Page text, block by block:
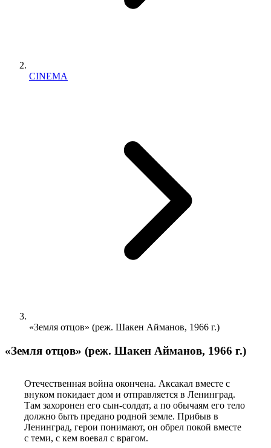
CINEMA
«Земля отцов» (реж. Шакен Айманов, 1966 г.)
«Земля отцов» (реж. Шакен Айманов, 1966 г.)
Отечественная война окончена. Аксакал вместе с
внуком покидает дом и отправляется в Ленинград.
Там захоронен его сын-солдат, а по обычаям его тело
должно быть предано родной земле. Прибыв в
Ленинград, герои понимают, он обрел покой вместе
с теми, с кем воевал с врагом.